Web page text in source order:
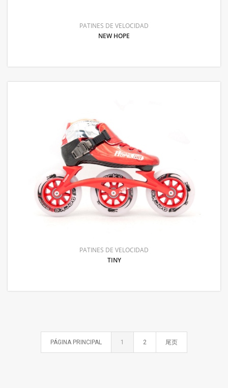
PATINES DE VELOCIDAD
NEW HOPE
PATINES DE VELOCIDAD
TINY
PÁGINA PRINCIPAL 1 2 尾页